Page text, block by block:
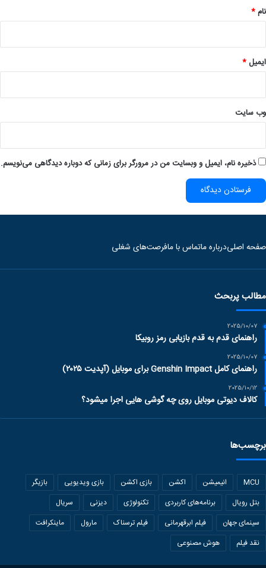
نام*
ایمیل*
وب‌ سایت
ذخیره نام، ایمیل و وبسایت من در مرورگر برای زمانی که دوباره دیدگاهی می‌نویسم.
صفحه اصلیدرباره ماتماس با مافرصت‌های شغلی
مطالب پربحث
2025/10/07
راهنمای قدم به قدم بازیابی رمز روبیکا
2025/10/07
راهنمای کامل Genshin Impact برای موبایل (آپدیت ۲۰۲۵)
2025/10/12
کالاف دیوتی موبایل روی چه گوشی هایی اجرا میشود؟
برچسب‌ها
MCU انیمیشن اکشن بازی اکشن بازی ویدیویی
بازیگر
بتل رویال
برنامه‌های کاربردی تکنولوژی دیزنی
سریال
سینمای جهان
فیلم ابرقهرمانی فیلم ترسناک مارول
ماینکرافت
نقد فیلم
هوش مصنوعی